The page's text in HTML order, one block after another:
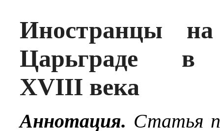
Иностранцы
Царьграде в
XVIII века
Аннотация. Статья